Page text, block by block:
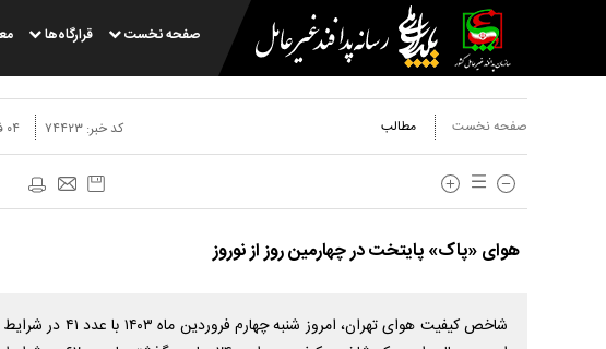
صفحه نخست قرارگاه‌ها
صفحه نخست مطالب ۰۴ فروردين ۱۴۰۳ - ۱۰:۲۶ کد خبر: ۷۴۴۲۳
هوای «پاک» پایتخت در چهارمین روز از نوروز
شاخص کیفیت هوای تهران، امروز شنبه